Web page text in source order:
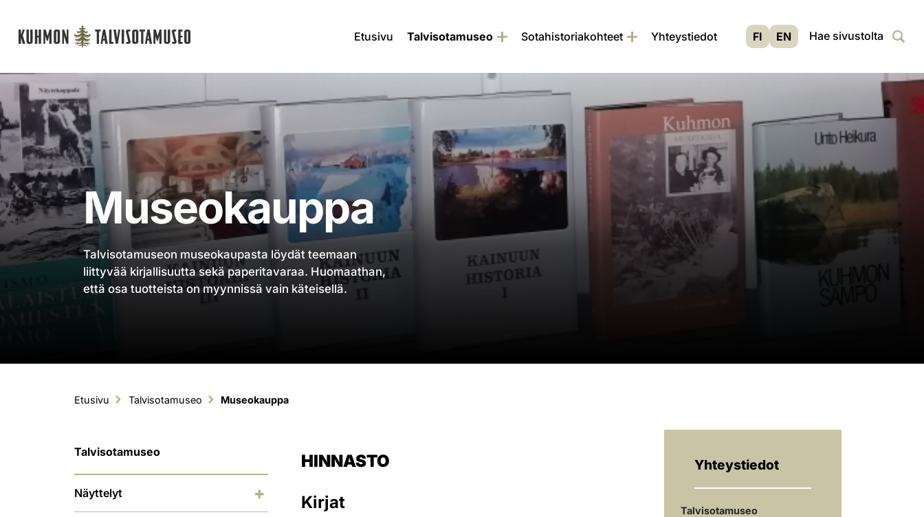
Päävalikko Etusivu Talvisotamuseo Sotahistoriakohteet Yhteystiedot FI EN
Museokauppa
Talvisotamuseon museokaupasta löydät teemaan
liittyvää kirjallisuutta sekä paperitavaraa. Huomaathan,
että osa tuotteista on myynnissä vain käteisellä.
Etusivu Talvisotamuseo Museokauppa
Talvisotamuseo
Näyttelyt
HINNASTO
Kirjat
Yhteystiedot
Talvisotamuseo